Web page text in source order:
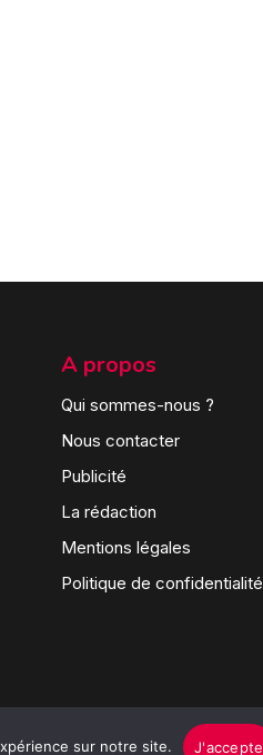
A propos
Qui sommes-nous ?
Nous contacter
Publicité
La rédaction
Mentions légales
Politique de confidentialité
sur notre site. J'accepte